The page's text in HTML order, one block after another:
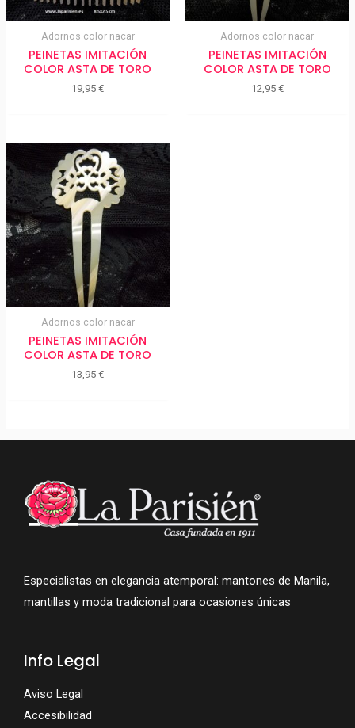
Adornos color nacar
PEINETAS IMITACIÓN
COLOR ASTA DE TORO
19,95€
Adornos color nacar
PEINETAS IMITACIÓN
COLOR ASTA DE TORO
12,95 €
Adornos color nacar
PEINETAS IMITACIÓN
COLOR ASTA DE TORO
13,95€
Especialistas en elegancia atemporal: mantones de Manila,
mantillas y moda tradicional para ocasiones únicas
Info Legal
Aviso Legal
Accesibilidad